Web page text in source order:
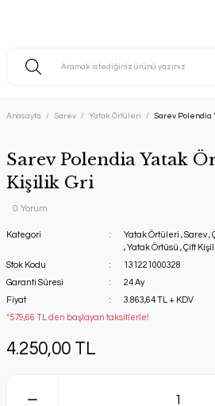
Anasayfa Sarev Yatak Örtüleri Sarev Polendia
Sarev Polendia Yatak
Kişilik Gri
0 Yorum
Kategori Yatak Örtüleri ,Sarev ,
,Yatak Örtüsü ,Çift
Stok Kodu
131221000328
Garanti Süresi
24 Ay
Fiyat
3.863,64 TL + KDV
*579,66 TL den başlayan taksitlerle!
4.250,00 TL